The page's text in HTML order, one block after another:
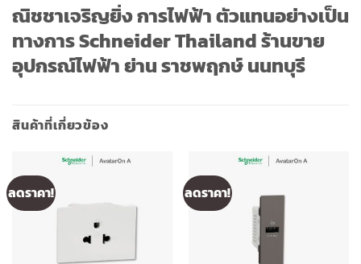
ณิชชาเจริญยิ่ง การไฟฟ้า ตัวแทนอย่างเป็น
ทางการ Schneider Thailand ร้านขาย
อุปกรณ์ไฟฟ้า ย่าน ราชพฤกษ์ นนทบุรี
สินค้าที่เกี่ยวข้อง
ลดราคา! ลดราคา!